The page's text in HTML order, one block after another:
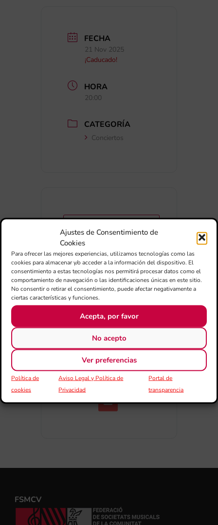
Ajustes de Consentimiento de
Cookies
Para ofrecer las mejores experiencias, utilizamos tecnologías como las
cookies para almacenar y/o acceder a la información del dispositivo. El
consentimiento a estas tecnologías nos permitirá procesar datos como el
comportamiento de navegación o las identificaciones únicas en este sitio.
No consentir o retirar el consentimiento, puede afectar negativamente a
ciertas características y funciones.
Acepta, por favor
No acepto
Ver preferencias
Política de
cookies
Aviso Legal y Política de
Privacidad
Portal de
transparencia
FECHA
21 Nov 2025
¡Caducado!
HORA
20:00
CATEGORÍA
Conciertos
+ exportación iCal / Outlook
COMPARTIR ESTE EVENTO
FSMCV